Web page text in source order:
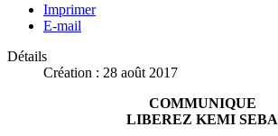
Imprimer
E-mail
Détails
Création : 28 août 2017
COMMUNIQUE
LIBEREZ KEMI SEBA